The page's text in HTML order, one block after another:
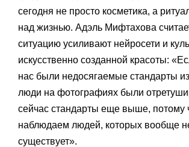
сегодня не просто косметика, а
над жизнью. Адэль Мифтахова
ситуацию усиливают нейросети и
искусственно созданной красоты:
нас были недосягаемые стандарты
люди на фотографиях были
сейчас стандарты еще выше, потому
наблюдаем людей, которых вообще
существует».